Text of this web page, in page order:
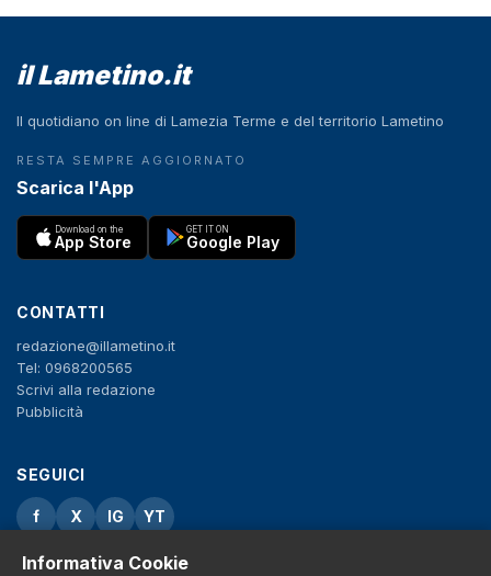
il Lametino.it
Il quotidiano on line di Lamezia Terme e del territorio Lametino
RESTA SEMPRE AGGIORNATO
Scarica l'App
Download on the
App Store
GET IT ON
Google Play
CONTATTI
redazione@illametino.it
Tel: 0968200565
Scrivi alla redazione
Pubblicità
SEGUICI
f X IG YT
Privacy Policy
Informativa Cookie